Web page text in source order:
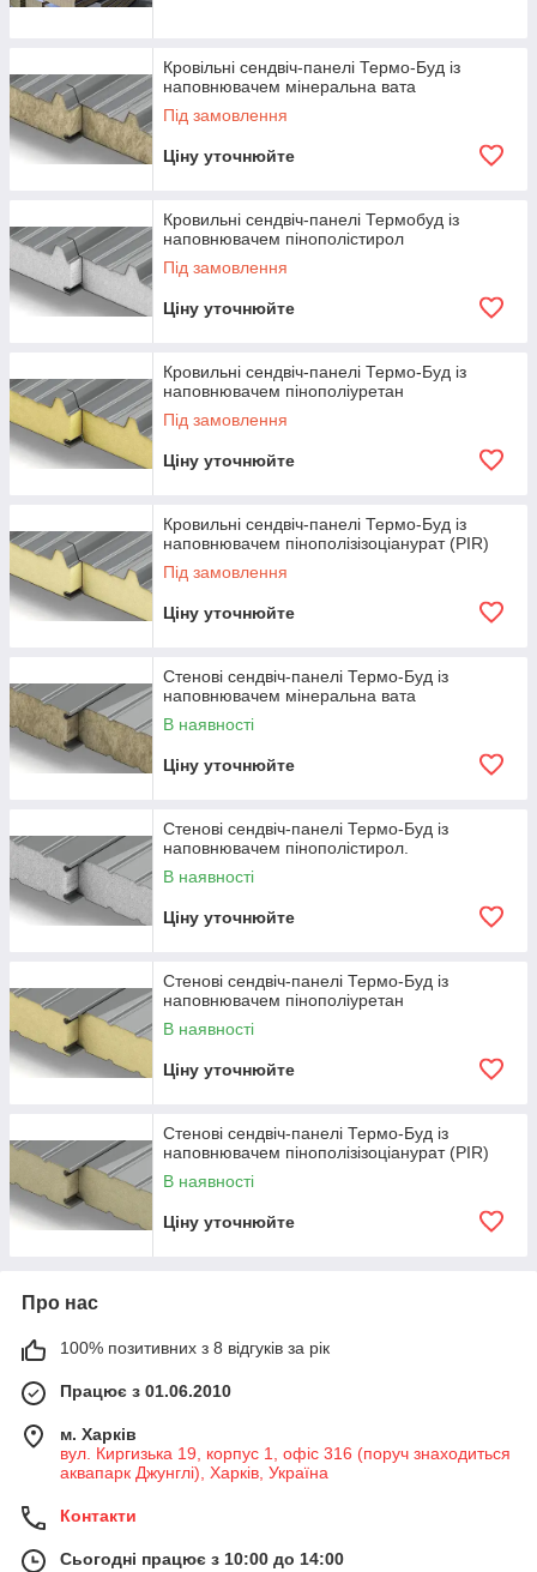
Кровільні сендвіч-панелі Термо-Буд із
наповнювачем мінеральна вата
Під замовлення
Ціну уточнюйте
Кровильні сендвіч-панелі Термобуд із
наповнювачем пінополістирол
Під замовлення
Ціну уточнюйте
Кровильні сендвіч-панелі Термо-Буд із
наповнювачем пінополіуретан
Під замовлення
Ціну уточнюйте
Кровильні сендвіч-панелі Термо-Буд із
наповнювачем пінополізізоціанурат (PIR)
Під замовлення
Ціну уточнюйте
Стенові сендвіч-панелі Термо-Буд із
наповнювачем мінеральна вата
В наявності
Ціну уточнюйте
Стенові сендвіч-панелі Термо-Буд із
наповнювачем пінополістирол.
В наявності
Ціну уточнюйте
Стенові сендвіч-панелі Термо-Буд із
наповнювачем пінополіуретан
В наявності
Ціну уточнюйте
Стенові сендвіч-панелі Термо-Буд із
наповнювачем пінополізізоціанурат (PIR)
В наявності
Ціну уточнюйте
Про нас
100% позитивних з 8 відгуків за рік
Працює з 01.06.2010
м. Харків
вул. Киргизька 19, корпус 1, офіс 316 (поруч знаходиться
аквапарк Джунглі), Харків, Україна
Контакти
Сьогодні працює з 10:00 до 14:00